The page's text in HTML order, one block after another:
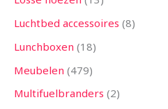
Luchtbed accessoires 8
Lunchboxen 18
Meubelen 479
Multifuelbranders 2